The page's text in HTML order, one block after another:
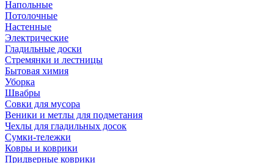
Напольные
Потолочные
Настенные
Электрические
Гладильные доски
Стремянки и лестницы
Бытовая химия
Уборка
Швабры
Совки для мусора
Веники и метлы для подметания
Чехлы для гладильных досок
Сумки-тележки
Ковры и коврики
Придверные коврики